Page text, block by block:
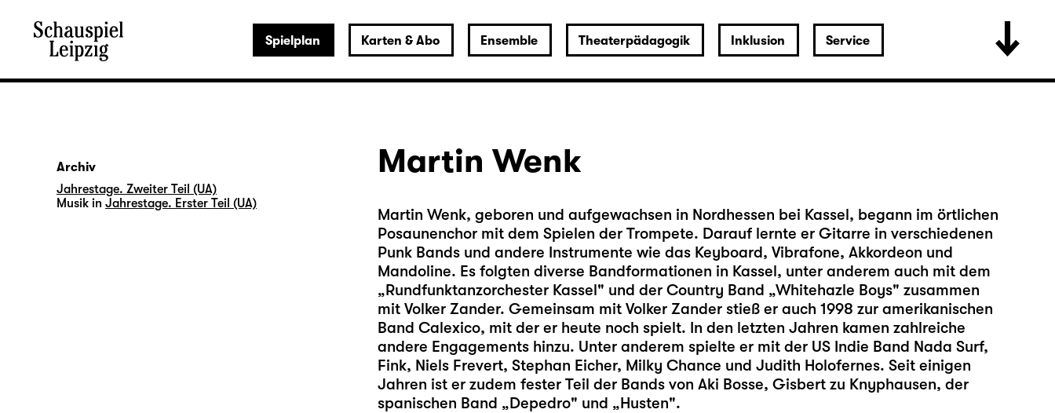
Spielplan Karten & Abo Ensemble Theaterpädagogik Inklusion Service
Martin Wenk
Martin Wenk, geboren und aufgewachsen in Nordhessen bei Kassel, begann im örtlichen
Posaunenchor mit dem Spielen der Trompete. Darauf lernte er Gitarre in verschiedenen
Punk Bands und andere Instrumente wie das Keyboard, Vibrafone, Akkordeon und
Mandoline. Es folgten diverse Bandformationen in Kassel, unter anderem auch mit dem
„Rundfunktanzorchester Kassel" und der Country Band „Whitehazle Boys" zusammen
mit Volker Zander. Gemeinsam mit Volker Zander stieß er auch 1998 zur amerikanischen
Band Calexico, mit der er heute noch spielt. In den letzten Jahren kamen zahlreiche
andere Engagements hinzu. Unter anderem spielte er mit der US Indie Band Nada Surf,
Fink, Niels Frevert, Stephan Eicher, Milky Chance und Judith Holofernes. Seit einigen
Jahren ist er zudem fester Teil der Bands von Aki Bosse, Gisbert zu Knyphausen, der
spanischen Band „Depedro" und „Husten".
Archiv
Jahrestage. Zweiter Teil (UA)
Musik in Jahrestage. Erster Teil (UA)